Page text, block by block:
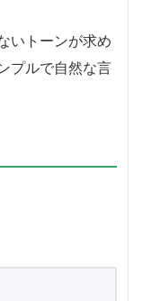
いトーンが求め
プルで自然な言